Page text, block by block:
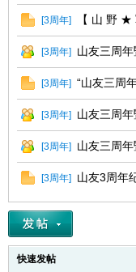
[3周年] 【 山 野 ★
[3周年] 山友三周
[3周年] “山友三周
[3周年] 山友三周
[3周年] 山友三周
[3周年] 山友3周年
快速发帖